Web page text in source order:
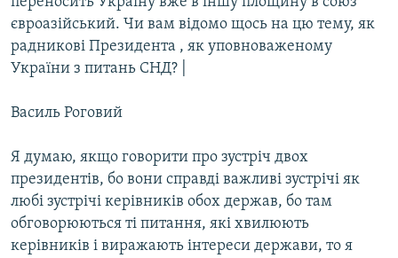
євроазійський. Чи вам відомо щось на цю тему, як
радникові Президента , як уповноваженому
України з питань СНД? |
Василь Роговий
Я думаю, якщо говорити про зустріч двох
президентів, бо вони справді важливі зустрічі як
любі зустрічі керівників обох держав, бо там
обговорюються ті питання, які хвилюють
керівників і виражають інтереси держави, то я